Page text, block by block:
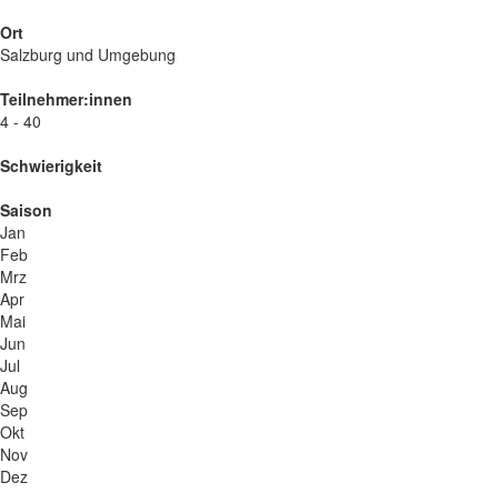
Ort
Salzburg und Umgebung
Teilnehmer:innen
4 - 40
Schwierigkeit
Saison
Jan
Feb
Mrz
Apr
Mai
Jun
Jul
Aug
Sep
Okt
Nov
Dez